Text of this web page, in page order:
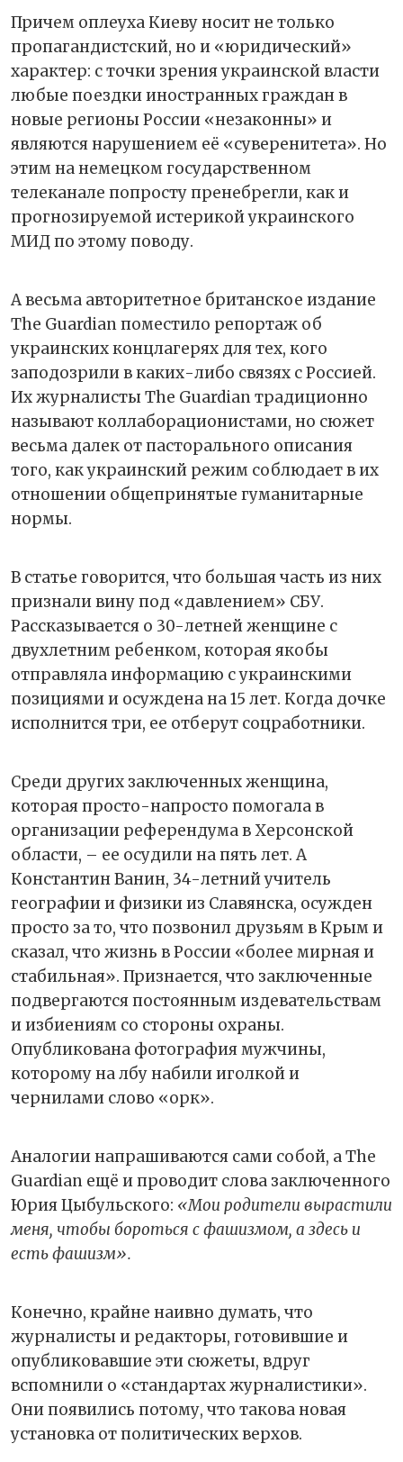
Причем оплеуха Киеву носит не только
пропагандистский, но и «юридический»
характер: с точки зрения украинской власти
любые поездки иностранных граждан в
новые регионы России «незаконны» и
являются нарушением её «суверенитета». Но
этим на немецком государственном
телеканале попросту пренебрегли, как и
прогнозируемой истерикой украинского
МИД по этому поводу.
А весьма авторитетное британское издание
The Guardian поместило репортаж об
украинских концлагерях для тех, кого
заподозрили в каких-либо связях с Россией.
Их журналисты The Guardian традиционно
называют коллаборационистами, но сюжет
весьма далек от пасторального описания
того, как украинский режим соблюдает в их
отношении общепринятые гуманитарные
нормы.
В статье говорится, что большая часть из них
признали вину под «давлением» СБУ.
Рассказывается о 30-летней женщине с
двухлетним ребенком, которая якобы
отправляла информацию с украинскими
позициями и осуждена на 15 лет. Когда дочке
исполнится три, ее отберут соцработники.
Среди других заключенных женщина,
которая просто-напросто помогала в
организации референдума в Херсонской
области, – ее осудили на пять лет. А
Константин Ванин, 34-летний учитель
географии и физики из Славянска, осужден
просто за то, что позвонил друзьям в Крым и
сказал, что жизнь в России «более мирная и
стабильная». Признается, что заключенные
подвергаются постоянным издевательствам
и избиениям со стороны охраны.
Опубликована фотография мужчины,
которому на лбу набили иголкой и
чернилами слово «орк».
Аналогии напрашиваются сами собой, а The
Guardian ещё и проводит слова заключенного
Юрия Цыбульского: «Мои родители вырастили
меня, чтобы бороться с фашизмом, а здесь и
есть фашизм».
Конечно, крайне наивно думать, что
журналисты и редакторы, готовившие и
опубликовавшие эти сюжеты, вдруг
вспомнили о «стандартах журналистики».
Они появились потому, что такова новая
установка от политических верхов.